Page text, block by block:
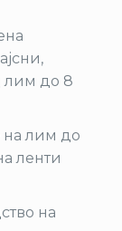
лим до 8
лим до
ленти
на